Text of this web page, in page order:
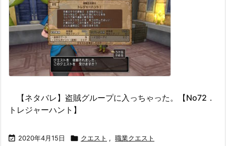
【ネタバレ】盗賊グループに入っちゃった。【No72．
トレジャーハント】
 2020年4月15日  クエスト , 職業クエスト